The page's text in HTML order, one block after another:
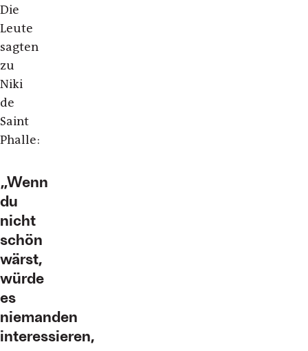
Die
Leute
sagten
zu
Niki
de
Saint
Phalle:
Wenn
du
nicht
schön
wärst,
würde
es
niemanden
interessieren,